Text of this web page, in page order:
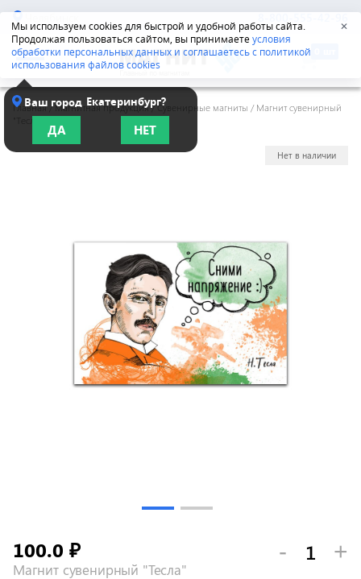
Мы используем cookies для быстрой и удобной работы сайта.
Продолжая пользоваться сайтом, вы принимаетеусловия
обработки персональных данных и соглашаетесь с политикой
использования файлов cookies
✕
Челябинск 8-800-555-42-96
Ваш город Екатеринбург?
ДА НЕТ
Главная /Магнитная продукция/Сувенирные магниты /Магнит сувенирный
"Тесла"
Нет в наличии
Магнит сувенирный "Тесла"
100.0 ₽ - +